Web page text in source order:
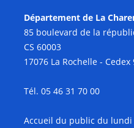
Département de La
85 boulevard de la
CS 60003
17076 La Rochelle - Cedex
Tél. 05 46 31 70 00
Accueil du public du